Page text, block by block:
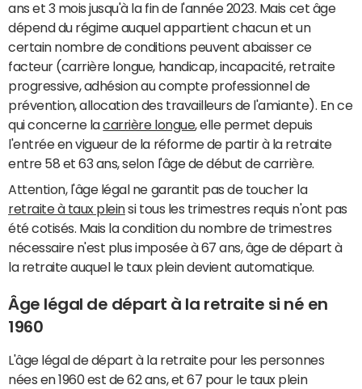
ans et 3 mois jusqu'à la fin de l'année 2023. Mais cet âge
dépend du régime auquel appartient chacun et un
certain nombre de conditions peuvent abaisser ce
facteur (carrière longue, handicap, incapacité, retraite
progressive, adhésion au compte professionnel de
prévention, allocation des travailleurs de l'amiante). En ce
qui concerne lacarrière longue, elle permet depuis
l'entrée en vigueur de la réforme de partir à la retraite
entre 58 et 63 ans, selon l'âge de début de carrière.
Attention, l'âge légal ne garantit pas de toucher la
retraite à taux pleinsi tous les trimestres requis n'ont pas
été cotisés. Mais la condition du nombre de trimestres
nécessaire n'est plus imposée à 67 ans, âge de départ à
la retraite auquel le taux plein devient automatique.
Âge légal de départ à la retraite si né en
1960
L'âge légal de départ à la retraite pour les personnes
nées en 1960 est de 62 ans, et 67 pour le taux plein